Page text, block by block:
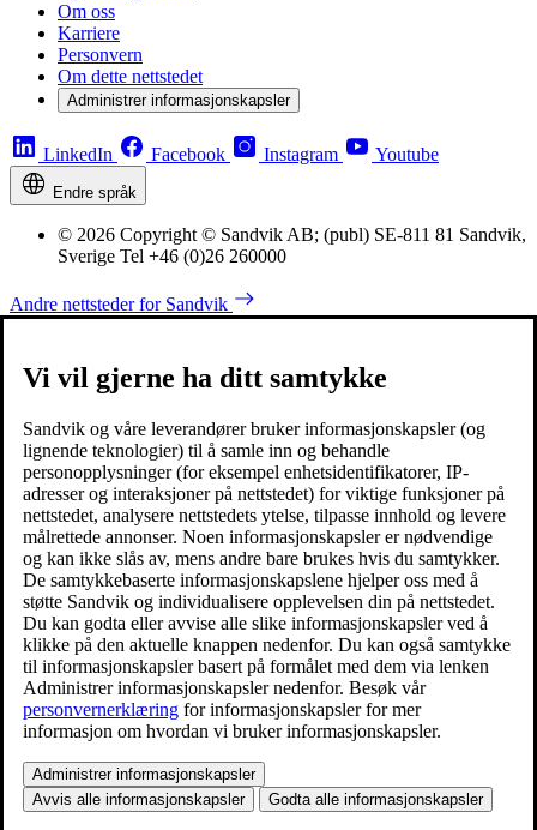
Om oss
Karriere
Personvern
Om dette nettstedet
Administrer informasjonskapsler
LinkedIn Facebook Instagram Youtube
Endre språk
© 2026 Copyright © Sandvik AB; (publ) SE-811 81 Sandvik,
Sverige Tel +46 (0)26 260000
Andre nettsteder for Sandvik
Vi vil gjerne ha ditt samtykke
Sandvik og våre leverandører bruker informasjonskapsler (og
lignende teknologier) til å samle inn og behandle
personopplysninger (for eksempel enhetsidentifikatorer, IP-
adresser og interaksjoner på nettstedet) for viktige funksjoner på
nettstedet, analysere nettstedets ytelse, tilpasse innhold og levere
målrettede annonser. Noen informasjonskapsler er nødvendige
og kan ikke slås av, mens andre bare brukes hvis du samtykker.
De samtykkebaserte informasjonskapslene hjelper oss med å
støtte Sandvik og individualisere opplevelsen din på nettstedet.
Du kan godta eller avvise alle slike informasjonskapsler ved å
klikke på den aktuelle knappen nedenfor. Du kan også samtykke
til informasjonskapsler basert på formålet med dem via lenken
Administrer informasjonskapsler nedenfor. Besøk vår
personvernerklæring for informasjonskapsler for mer
informasjon om hvordan vi bruker informasjonskapsler.
Administrer informasjonskapsler
Avvis alle informasjonskapsler
Godta alle informasjonskapsler